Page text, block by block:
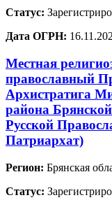
Статус:
Дата ОГРН:
Местная
православный
Архистратига
района
Русской
Патриархат)
Регион: Брянская
Статус: